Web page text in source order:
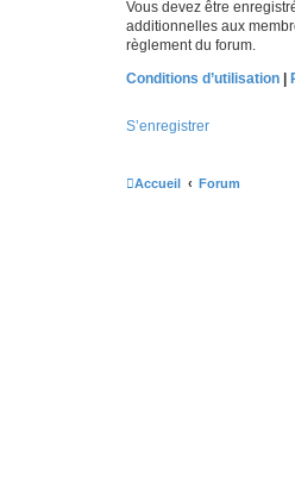
Vous devez être
additionnelles aux
règlement du forum.
Conditions d’utilisation
S’enregistrer
Accueil Forum